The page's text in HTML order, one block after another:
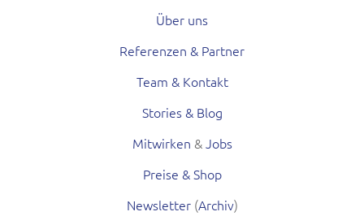
Über uns
Referenzen & Partner
Team & Kontakt
Stories & Blog
Mitwirken &Jobs
Preise & Shop
Newsletter(Archiv)